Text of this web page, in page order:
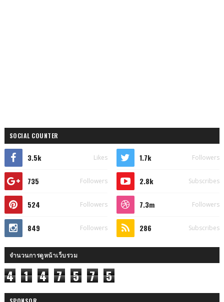
SOCIAL COUNTER
3.5k Likes 1.7k Followers
735 Followers 2.8k Subscribes
524 Followers 7.3m Followers
849 Followers 286 Subscribes
จำนวนการดูหน้าเว็บรวม
4 1 4 7 5 7 5